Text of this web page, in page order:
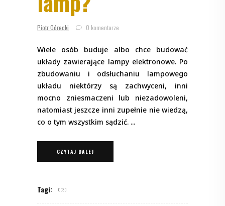
Piotr Górecki 0 komentarze
Wiele osób buduje albo chce budować
układy zawierające lampy elektronowe. Po
zbudowaniu i odsłuchaniu lampowego
układu niektórzy są zachwyceni, inni
mocno zniesmaczeni lub niezadowoleni,
natomiast jeszcze inni zupełnie nie wiedzą,
co o tym wszystkim sądzić.
CZYTAJ DALEJ
Tagi: O030